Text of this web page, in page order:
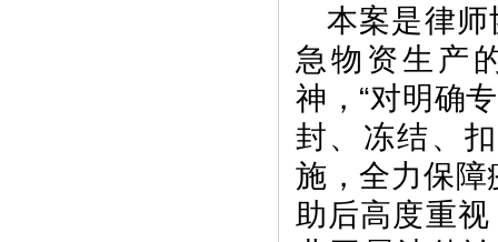
本案是律
急物资生产
神，“对明确
封、冻结、
施，全力保障
助后高度重